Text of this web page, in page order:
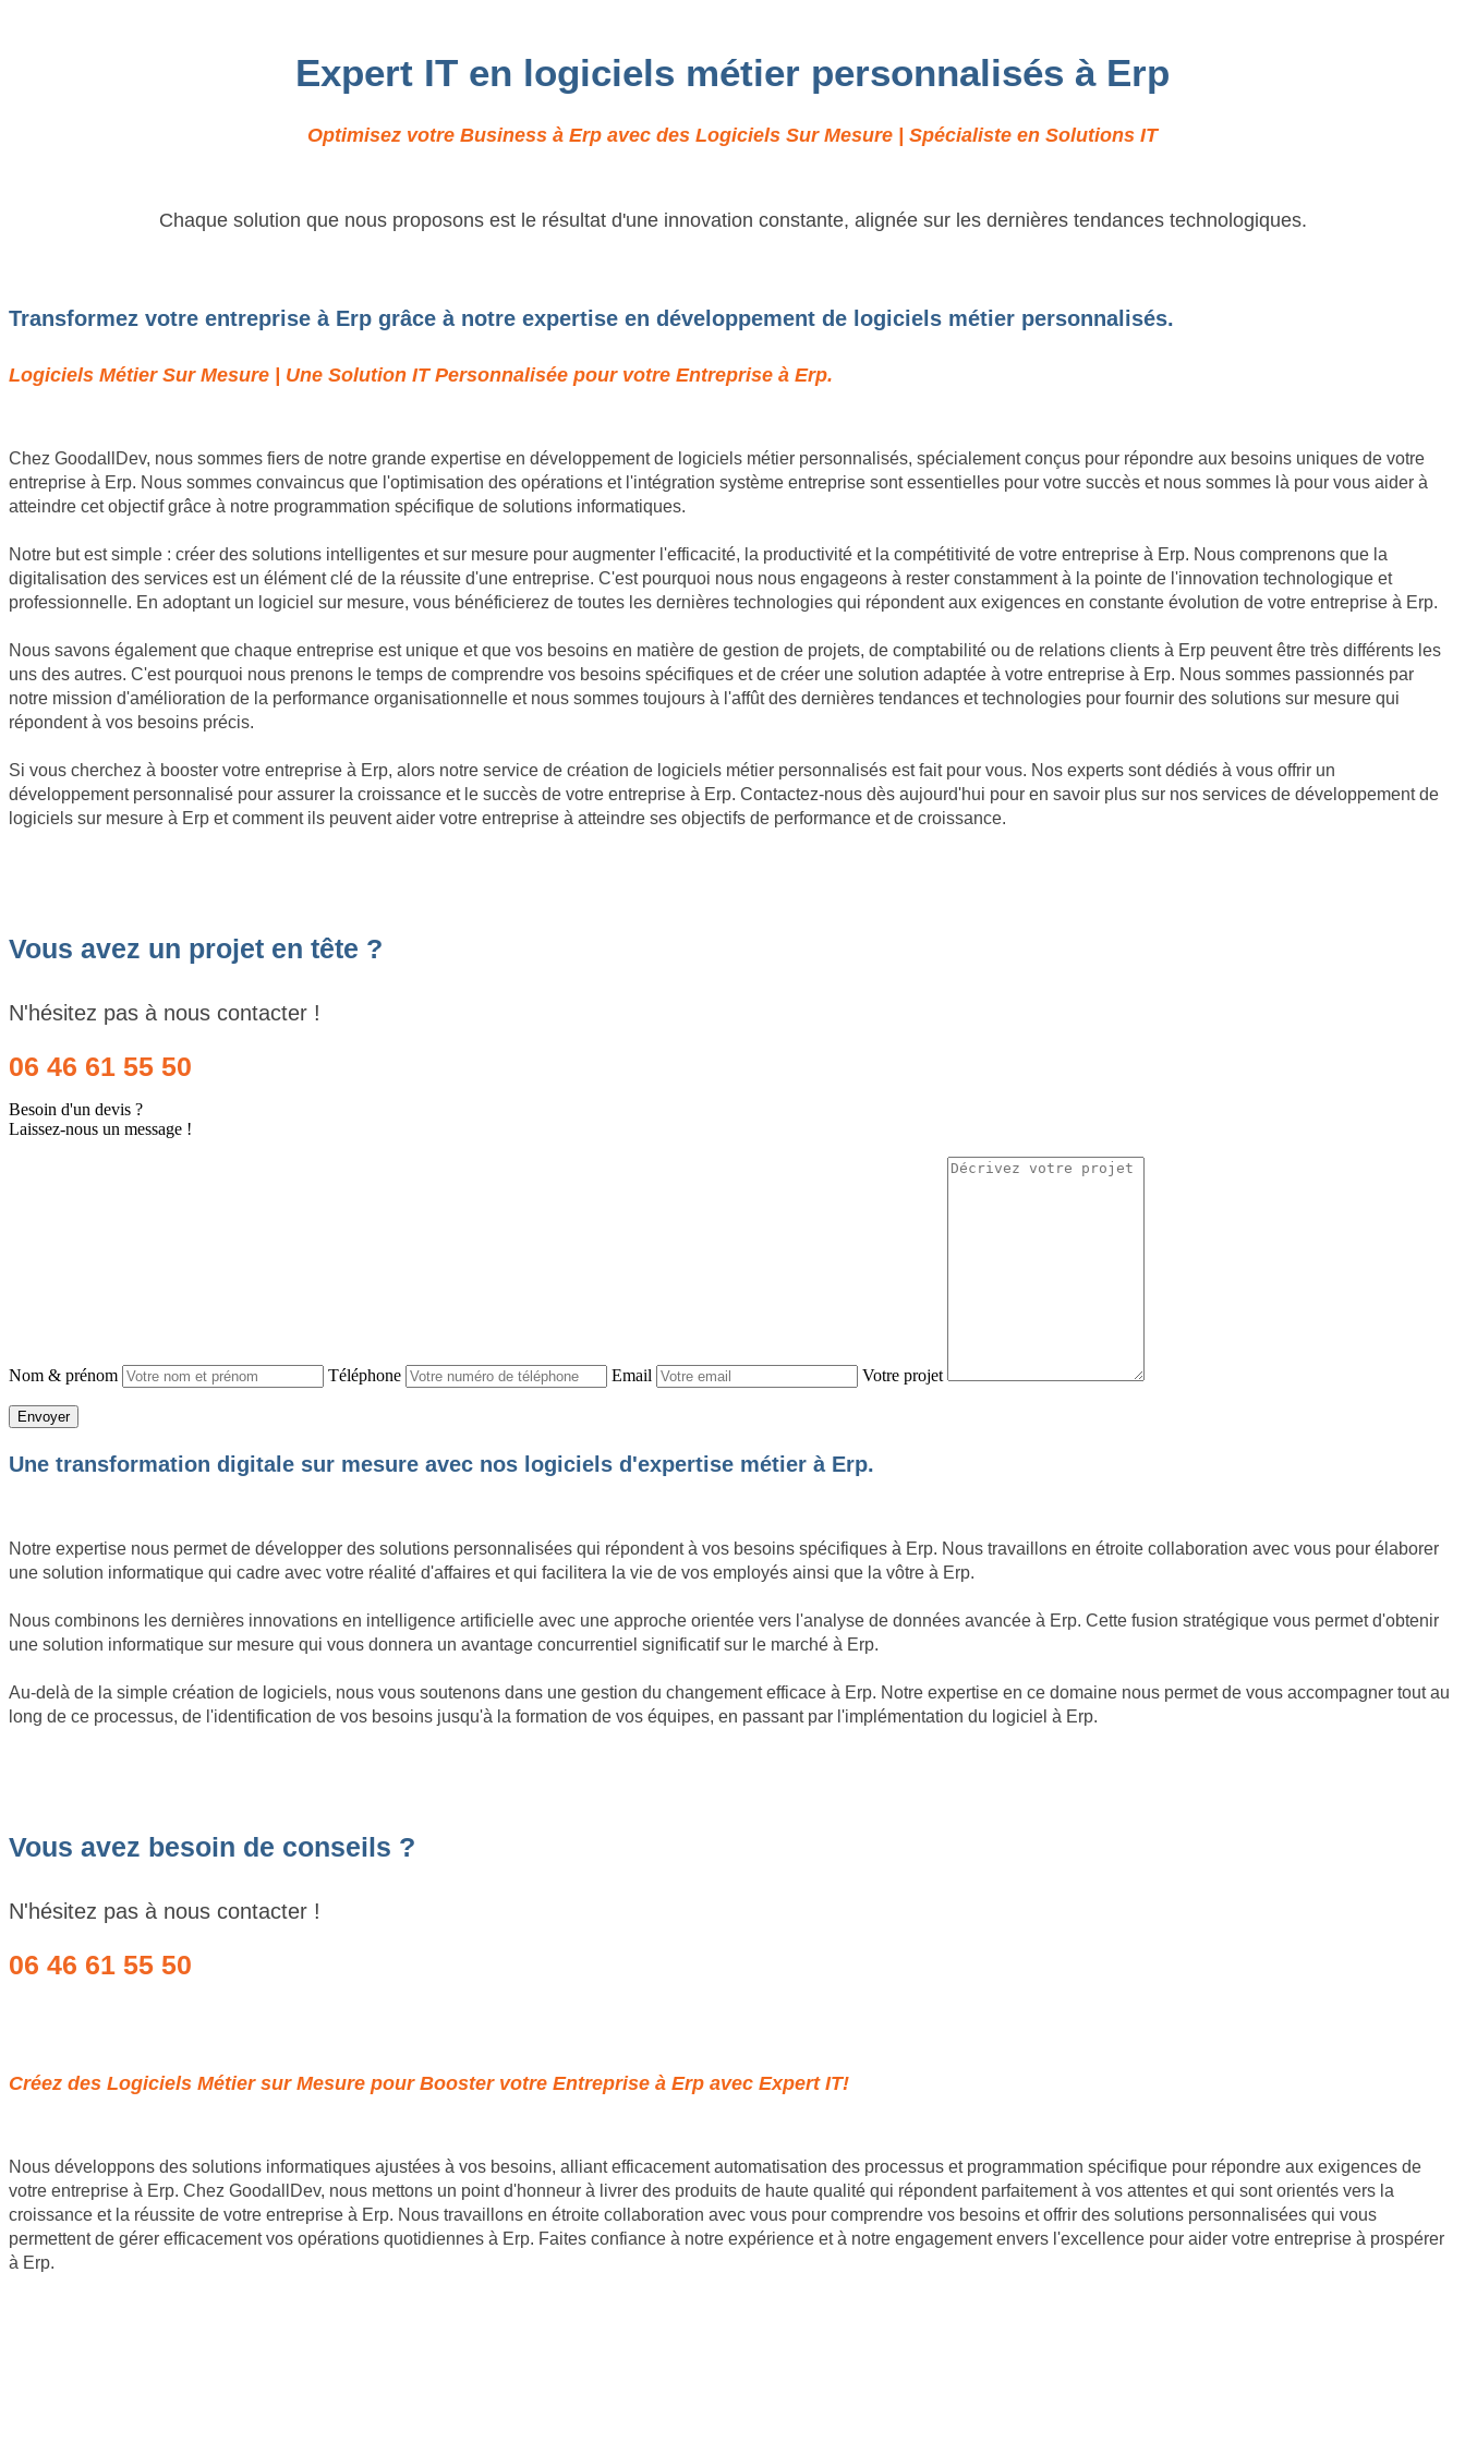
Expert IT en logiciels métier personnalisés à Erp
Optimisez votre Business à Erp avec des Logiciels Sur Mesure | Spécialiste en Solutions IT
Chaque solution que nous proposons est le résultat d'une innovation constante, alignée sur les dernières tendances technologiques.
Transformez votre entreprise à Erp grâce à notre expertise en développement de logiciels métier personnalisés.
Logiciels Métier Sur Mesure | Une Solution IT Personnalisée pour votre Entreprise à Erp.
Chez GoodallDev, nous sommes fiers de notre grande expertise en développement de logiciels métier personnalisés, spécialement conçus pour répondre aux besoins uniques de votre
entreprise à Erp. Nous sommes convaincus que l'optimisation des opérations et l'intégration système entreprise sont essentielles pour votre succès et nous sommes là pour vous aider à
atteindre cet objectif grâce à notre programmation spécifique de solutions informatiques.
Notre but est simple : créer des solutions intelligentes et sur mesure pour augmenter l'efficacité, la productivité et la compétitivité de votre entreprise à Erp. Nous comprenons que la
digitalisation des services est un élément clé de la réussite d'une entreprise. C'est pourquoi nous nous engageons à rester constamment à la pointe de l'innovation technologique et
professionnelle. En adoptant un logiciel sur mesure, vous bénéficierez de toutes les dernières technologies qui répondent aux exigences en constante évolution de votre entreprise à Erp.
Nous savons également que chaque entreprise est unique et que vos besoins en matière de gestion de projets, de comptabilité ou de relations clients à Erp peuvent être très différents les
uns des autres. C'est pourquoi nous prenons le temps de comprendre vos besoins spécifiques et de créer une solution adaptée à votre entreprise à Erp. Nous sommes passionnés par
notre mission d'amélioration de la performance organisationnelle et nous sommes toujours à l'affût des dernières tendances et technologies pour fournir des solutions sur mesure qui
répondent à vos besoins précis.
Si vous cherchez à booster votre entreprise à Erp, alors notre service de création de logiciels métier personnalisés est fait pour vous. Nos experts sont dédiés à vous offrir un
développement personnalisé pour assurer la croissance et le succès de votre entreprise à Erp. Contactez-nous dès aujourd'hui pour en savoir plus sur nos services de développement de
logiciels sur mesure à Erp et comment ils peuvent aider votre entreprise à atteindre ses objectifs de performance et de croissance.
Vous avez un projet en tête ?
N'hésitez pas à nous contacter !
06 46 61 55 50
Besoin d'un devis ?
Laissez-nous un message !
Nom & prénom Téléphone Email Votre projet
Une transformation digitale sur mesure avec nos logiciels d'expertise métier à Erp.
Notre expertise nous permet de développer des solutions personnalisées qui répondent à vos besoins spécifiques à Erp. Nous travaillons en étroite collaboration avec vous pour élaborer
une solution informatique qui cadre avec votre réalité d'affaires et qui facilitera la vie de vos employés ainsi que la vôtre à Erp.
Nous combinons les dernières innovations en intelligence artificielle avec une approche orientée vers l'analyse de données avancée à Erp. Cette fusion stratégique vous permet d'obtenir
une solution informatique sur mesure qui vous donnera un avantage concurrentiel significatif sur le marché à Erp.
Au-delà de la simple création de logiciels, nous vous soutenons dans une gestion du changement efficace à Erp. Notre expertise en ce domaine nous permet de vous accompagner tout au
long de ce processus, de l'identification de vos besoins jusqu'à la formation de vos équipes, en passant par l'implémentation du logiciel à Erp.
Vous avez besoin de conseils ?
N'hésitez pas à nous contacter !
06 46 61 55 50
Créez des Logiciels Métier sur Mesure pour Booster votre Entreprise à Erp avec Expert IT!
Nous développons des solutions informatiques ajustées à vos besoins, alliant efficacement automatisation des processus et programmation spécifique pour répondre aux exigences de
votre entreprise à Erp. Chez GoodallDev, nous mettons un point d'honneur à livrer des produits de haute qualité qui répondent parfaitement à vos attentes et qui sont orientés vers la
croissance et la réussite de votre entreprise à Erp. Nous travaillons en étroite collaboration avec vous pour comprendre vos besoins et offrir des solutions personnalisées qui vous
permettent de gérer efficacement vos opérations quotidiennes à Erp. Faites confiance à notre expérience et à notre engagement envers l'excellence pour aider votre entreprise à prospérer
à Erp.